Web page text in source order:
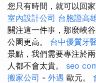
您只有時間，就可以回
室內設計公司 台胞證高
關注這一件事，那麼峽
公園更高。 台中優質牙
景點，我們需要專注於
人都不會太貴。 seo
搬家公司 - 外遇 歐元。